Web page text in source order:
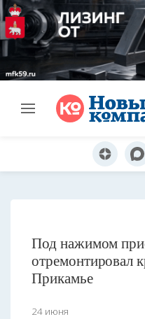
Под нажимом
отремонтировал
Прикамье
24 июня